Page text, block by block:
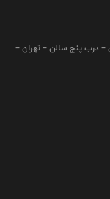
– درب پنج سالن – تهران –